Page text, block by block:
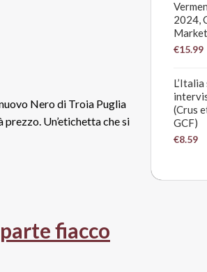
Nero di Troia Puglia
Un’etichetta che si
fiacco
2024,
€15.99
(Crus
GCF)
€8.59